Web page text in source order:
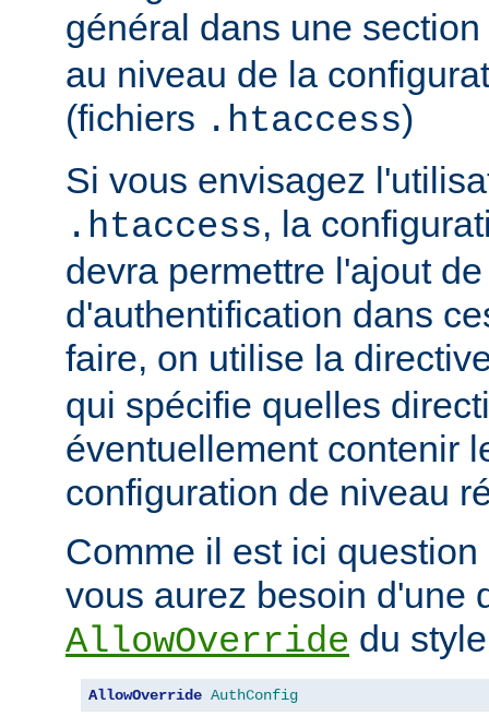
général dans une section
au niveau de la
(fichiers .htaccess)
Si vous envisagez
.htaccess, la
devra permettre l'ajout
d'authentification dans
faire, on utilise la
qui spécifie quelles
éventuellement contenir
configuration de niveau
Comme il est ici
vous aurez besoin d'une
AllowOverride du
AllowOverride AuthConfig